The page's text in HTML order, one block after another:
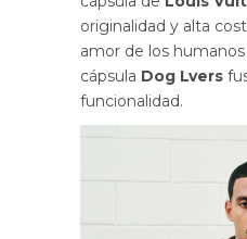
originalidad y alta
amor de los
cápsula Dog Lvers
funcionalidad.